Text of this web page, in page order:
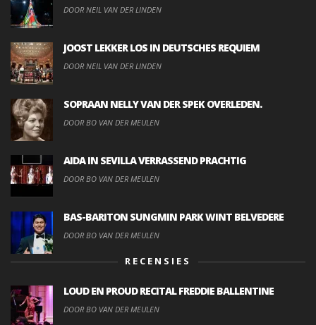
DOOR NEIL VAN DER LINDEN
JOOST LEKKER LOS IN DEUTSCHES REQUIEM
DOOR NEIL VAN DER LINDEN
SOPRAAN NELLY VAN DER SPEK OVERLEDEN.
DOOR BO VAN DER MEULEN
AIDA IN SEVILLA VERRASSEND PRACHTIG
DOOR BO VAN DER MEULEN
BAS-BARITON SUNGMIN PARK WINT BELVEDERE
DOOR BO VAN DER MEULEN
RECENSIES
LOUD EN PROUD RECITAL FREDDIE BALLENTINE
DOOR BO VAN DER MEULEN